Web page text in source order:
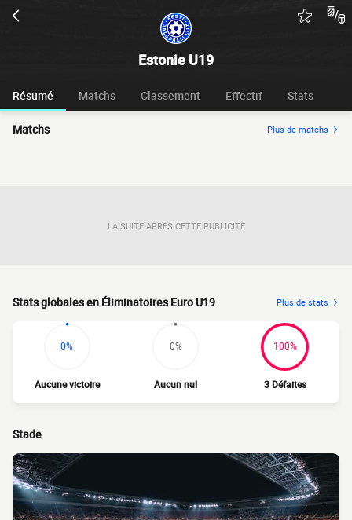
Estonie U19
Résumé Matchs Classement Effectif Stats
Matchs Plus de matchs
LA SUITE APRÈS CETTE PUBLICITÉ
Stats globales en Éliminatoires Euro U19 Plus de stats
0%
Aucune victoire
0%
Aucun nul
100%
3 Défaites
Stade